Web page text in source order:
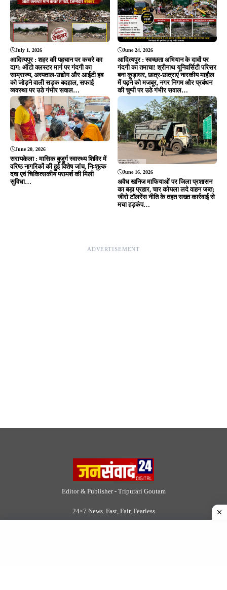
July 1, 2026
आदित्यपुर : शहर की पहचान पर कचरे का
दाग: ऑटो क्लस्टर मार्ग पर गंदगी का
साम्राज्य, अस्पताल-उद्योग और आईटी हब
को जोड़ने वाली सड़क बदहाल, सफाई
व्यवस्था पर उठे गंभीर सवाल…
June 24, 2026
आदित्यपुर : स्वच्छता अभियान के दावों पर
गंदगी का तमाचा! श्रीनाथ यूनिवर्सिटी परिसर
बना कूड़ाघर, छात्र-छात्राएं नारकीय माहौल
में पढ़ने को मजबूर, नगर निगम और प्रबंधन
की चुप्पी पर उठे गंभीर सवाल…
June 20, 2026
सरायकेला : मासिक बुजुर्ग स्वास्थ्य शिविर में
वरिष्ठ नागरिकों की हुई विशेष जांच, निःशुल्क
दवा एवं चिकित्सकीय परामर्श की मिली
सुविधा…
June 16, 2026
अवैध खनिज माफियाओं पर जिला प्रशासन
का बड़ा प्रहार, चार कोयला लदे वाहन जब्त;
जीरो टॉलरेंस नीति के तहत सख्त कार्रवाई से
मचा हड़कंप…
ADVERTISEMENT
Editor & Publisher - Tripurari Goutam
24×7 News. Fast, Fair, Fearless